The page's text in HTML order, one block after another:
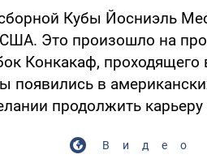
Кубы Йосниэль
Это произошло на
Конкакаф,
появились в
продолжить
Видео